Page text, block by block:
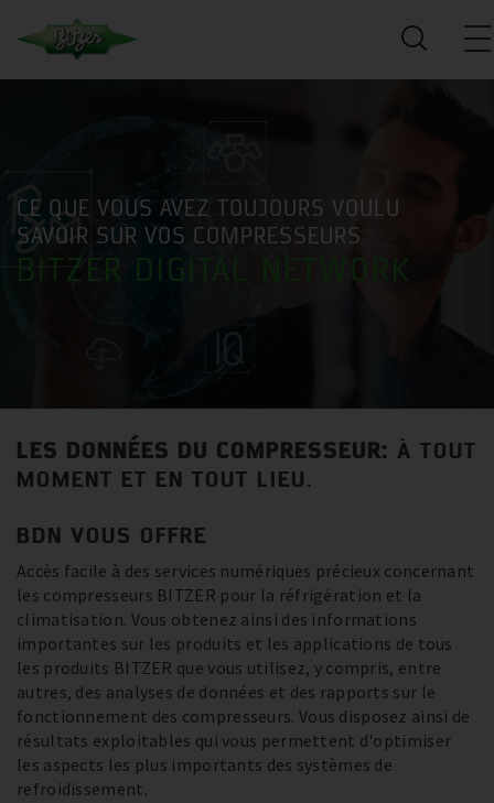
CE QUE VOUS AVEZ TOUJOURS VOULU
SAVOIR SUR VOS COMPRESSEURS
BITZER DIGITAL NETWORK
LES DONNÉES DU COMPRESSEUR: À TOUT
MOMENT ET EN TOUT LIEU.
BDN VOUS OFFRE
Accès facile à des services numériques précieux concernant
les compresseurs BITZER pour la réfrigération et la
climatisation. Vous obtenez ainsi des informations
importantes sur les produits et les applications de tous
les produits BITZER que vous utilisez, y compris, entre
autres, des analyses de données et des rapports sur le
fonctionnement des compresseurs. Vous disposez ainsi de
résultats exploitables qui vous permettent d'optimiser
les aspects les plus importants des systèmes de
refroidissement.